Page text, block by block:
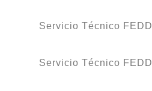
Servicio Técnico
Servicio Técnico